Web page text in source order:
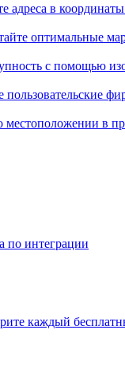
адреса в
оптимальные
с помощью
пользовательские
местоположении в
по интеграции
каждый